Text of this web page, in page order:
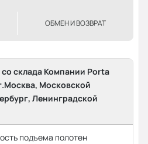
ОБМЕН И ВОЗВРАТ
склада Компании Porta
Московской
Ленинградской
подъема полотен